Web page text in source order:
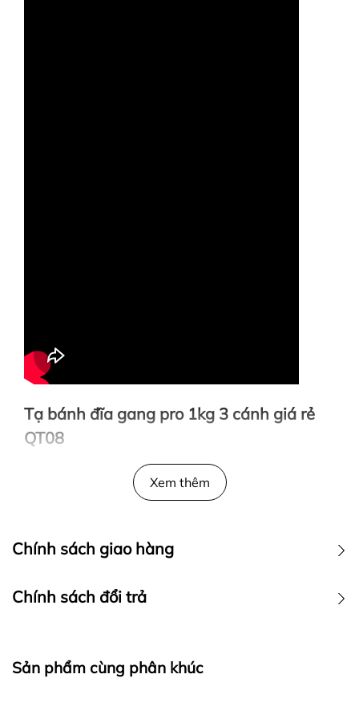
Tạ bánh đĩa gang pro 1kg 3 cánh giá rẻ
QT08
- Hãng sản xuất : Quang Tiến sport
- Khối lượng : 1 kg
Tạ bánh đĩa gang pro 1kg 3 cánh giá rẻ QT08 giá rẻ
Xem thêm
Chính sách giao hàng
Chính sách đổi trả
Sản phẩm cùng phân khúc